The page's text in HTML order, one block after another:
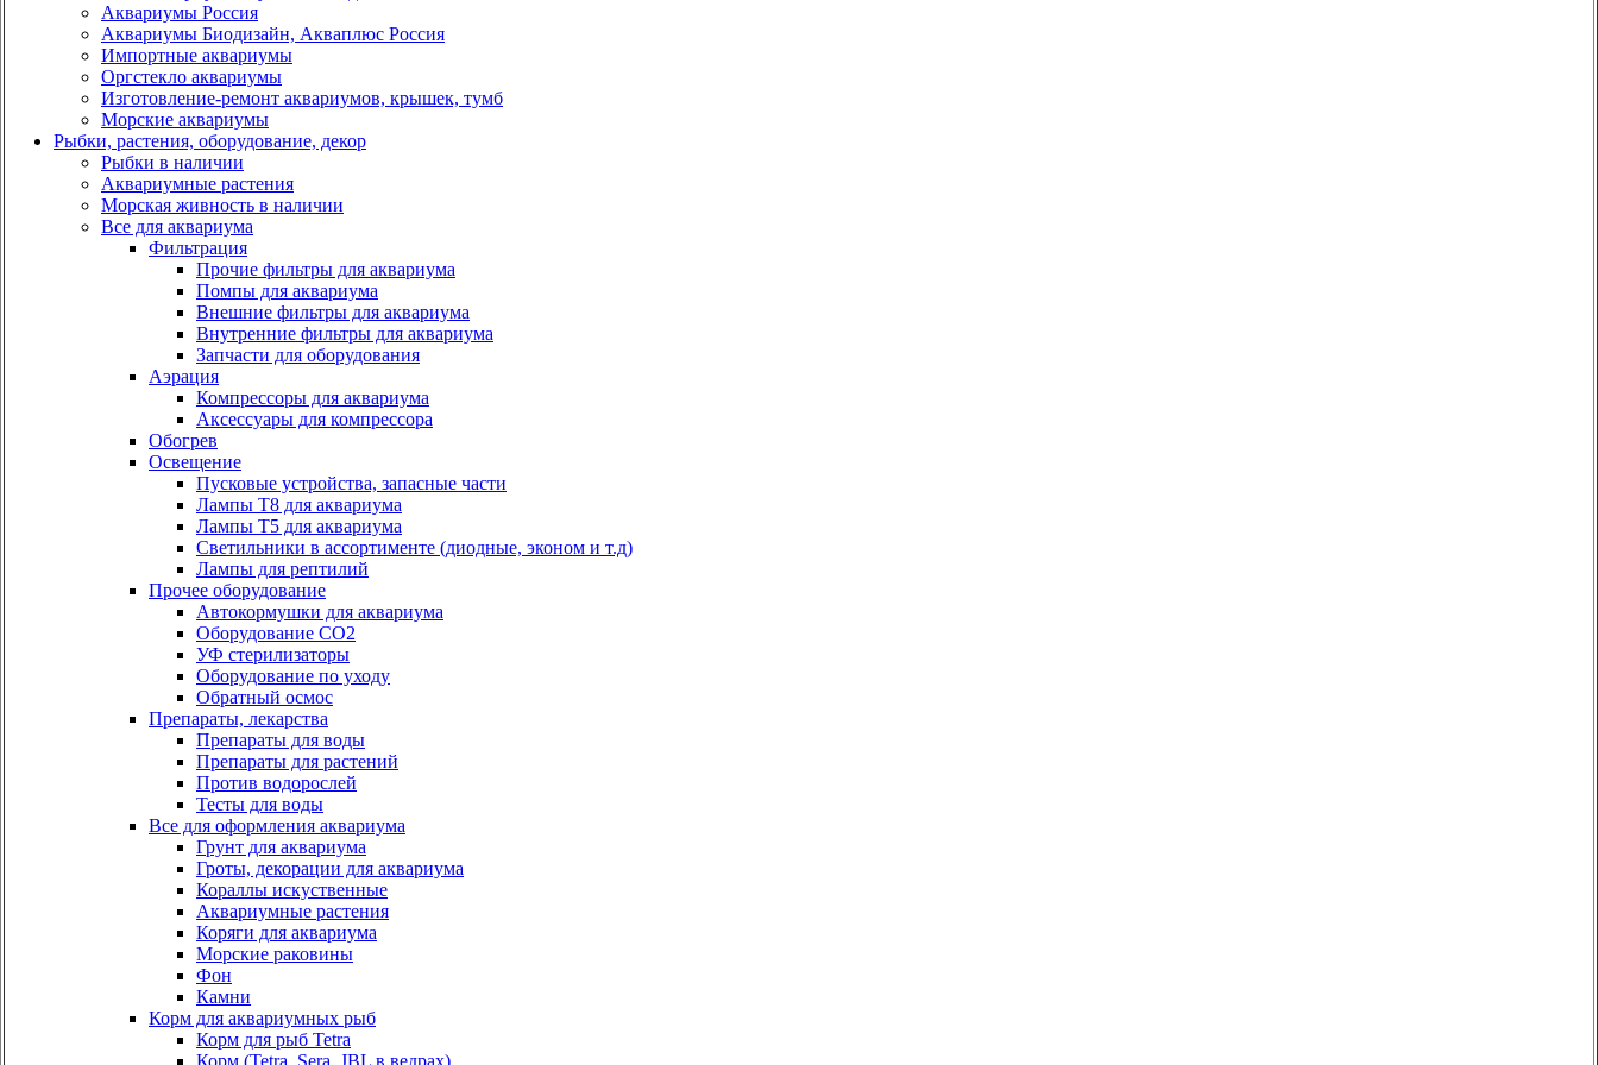
Аквариумы Россия
Аквариумы Биодизайн, Акваплюс Россия
Импортные аквариумы
Оргстекло аквариумы
Изготовление-ремонт аквариумов, крышек, тумб
Морские аквариумы
Рыбки, растения, оборудование, декор
Рыбки в наличии
Аквариумные растения
Морская живность в наличии
Все для аквариума
Фильтрация
Прочие фильтры для аквариума
Помпы для аквариума
Внешние фильтры для аквариума
Внутренние фильтры для аквариума
Запчасти для оборудования
Аэрация
Компрессоры для аквариума
Аксессуары для компрессора
Обогрев
Освещение
Пусковые устройства, запасные части
Лампы Т8 для аквариума
Лампы Т5 для аквариума
Светильники в ассортименте (диодные, эконом и т.д)
Лампы для рептилий
Прочее оборудование
Автокормушки для аквариума
Оборудование СО2
УФ стерилизаторы
Оборудование по уходу
Обратный осмос
Препараты, лекарства
Препараты для воды
Препараты для растений
Против водорослей
Тесты для воды
Все для оформления аквариума
Грунт для аквариума
Гроты, декорации для аквариума
Кораллы искуственные
Аквариумные растения
Коряги для аквариума
Морские раковины
Фон
Камни
Корм для аквариумных рыб
Корм для рыб Tetra
Корм (Tetra, Sera, JBL в ведрах)